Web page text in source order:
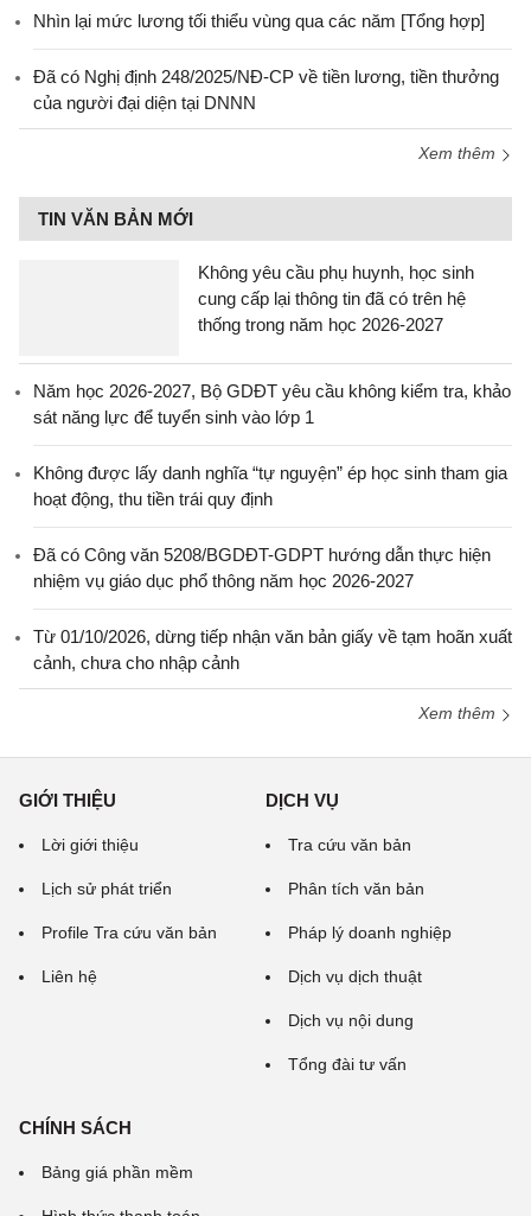
Nhìn lại mức lương tối thiểu vùng qua các năm [Tổng hợp]
Đã có Nghị định 248/2025/NĐ-CP về tiền lương, tiền thưởng
của người đại diện tại DNNN
Xem thêm
TIN VĂN BẢN MỚI
Không yêu cầu phụ huynh, học sinh
cung cấp lại thông tin đã có trên hệ
thống trong năm học 2026-2027
Năm học 2026-2027, Bộ GDĐT yêu cầu không kiểm tra, khảo
sát năng lực để tuyển sinh vào lớp 1
Không được lấy danh nghĩa “tự nguyện” ép học sinh tham gia
hoạt động, thu tiền trái quy định
Đã có Công văn 5208/BGDĐT-GDPT hướng dẫn thực hiện
nhiệm vụ giáo dục phổ thông năm học 2026-2027
Từ 01/10/2026, dừng tiếp nhận văn bản giấy về tạm hoãn xuất
cảnh, chưa cho nhập cảnh
Xem thêm
GIỚI THIỆU
Lời giới thiệu
Lịch sử phát triển
Profile Tra cứu văn bản
Liên hệ
DỊCH VỤ
Tra cứu văn bản
Phân tích văn bản
Pháp lý doanh nghiệp
Dịch vụ dịch thuật
Dịch vụ nội dung
Tổng đài tư vấn
CHÍNH SÁCH
Bảng giá phần mềm